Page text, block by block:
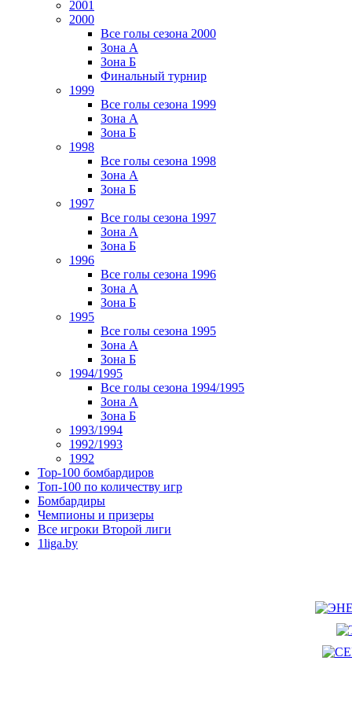
2001
2000
Все голы сезона 2000
Зона А
Зона Б
Финальный турнир
1999
Все голы сезона 1999
Зона А
Зона Б
1998
Все голы сезона 1998
Зона А
Зона Б
1997
Все голы сезона 1997
Зона А
Зона Б
1996
Все голы сезона 1996
Зона А
Зона Б
1995
Все голы сезона 1995
Зона А
Зона Б
1994/1995
Все голы сезона 1994/1995
Зона А
Зона Б
1993/1994
1992/1993
1992
Top-100 бомбардиров
Топ-100 по количеству игр
Бомбардиры
Чемпионы и призеры
Все игроки Второй лиги
1liga.by